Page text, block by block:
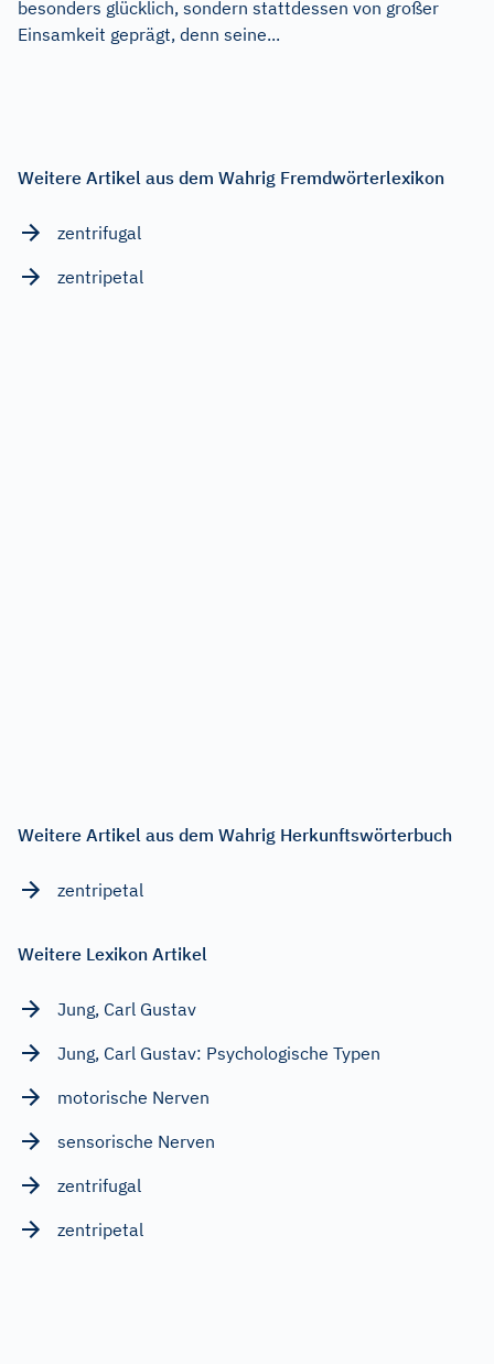
besonders glücklich, sondern stattdessen von großer
Einsamkeit geprägt, denn seine...
Weitere Artikel aus dem Wahrig Fremdwörterlexikon
zentrifugal
zentripetal
Weitere Artikel aus dem Wahrig Herkunftswörterbuch
zentripetal
Weitere Lexikon Artikel
Jung, Carl Gustav
Jung, Carl Gustav: Psychologische Typen
motorische Nerven
sensorische Nerven
zentrifugal
zentripetal